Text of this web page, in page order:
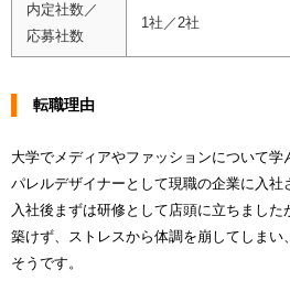
内定社数／
応募社数
1社／2社
転職理由
大学でメディアやファッションについて
パレルデザイナーとして現職の企業に入社
入社後まずは研修として店頭に立ちました
築けず、ストレスから体調を崩してしまい
そうです。